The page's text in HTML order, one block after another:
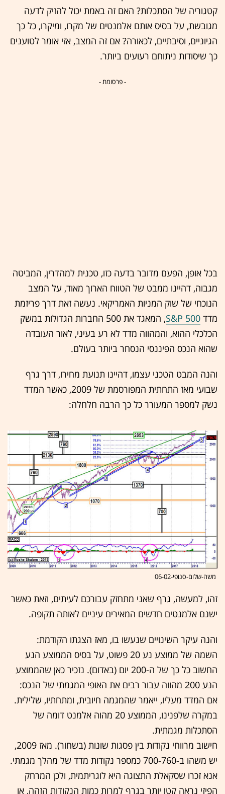
קטגוריה של הסתכלות? האם זה באמת יכול להזיק לדעה
מגובשת, על בסיס אותם אלמנטים של מקרו, ומיקרו, כל כך
הגיוניים, וסיבתיים, לכאורה? אם זה המצב, אזי אומר לטוענים
כך שיסודות ניתוחם רעועים ביותר.
- פרסומת -
בכל אופן, הפעם מדובר בדעה כזו, טכנית למהדרין, המביטה
מגבוה, דהיינו ממבט של הטווח הארוך מאוד, על המצב
הנוכחי של שוק המניות האמריקאי. נעשה זאת דרך פריזמת
מדד S&P 500
, המאגד את 500 החברות הגדולות במשק
הכלכלי ההוא, והמהווה מדד לא רע בעיני, לאור העובדה
שהוא הנכס הפיננסי הנסחר ביותר בעולם.
והנה המבט הטכני עצמו, דהיינו תנועת מחירו, דרך גרף
שבועי מאז התחתית המפורסמת של 2009, כאשר המדד
נשק למספר המעורר כל כך הרבה חלחלה:
משה-שלום-סנופי-06-02
זהו, למעשה, גרף שאני מתחזק עבורכם לעיתים, וזאת כאשר
ישנם אלמנטים חדשים המאירים עיניים לאותה תקופה.
והנה עיקר השינויים שנעשו בו, מאז הצגתו הקודמת:
השמה של ממוצע נע 20 פשוט, על בסיס הממוצע הנע
החשוב כל כך של ה-200 יום (באדום). נזכיר כאן שהממוצע
הנע 200 מהווה עבור רבים את האופי המגמתי של הנכס:
אם המדד מעליו, ייאמר שהמגמה חיובית, ומתחתיו, שלילית.
במקרה שלפנינו, הממוצע 20 מהוה אלמנט דומה של
הסתכלות מגמתית.
חישוב מרווחי נקודות בין פסגות שונות (בשחור). מאז 2009,
יש משהו ב-700-760 כמספר נקודות מדד של מהלך מגמתי.
אנא זכרו שסקאלת התצוגה היא לוגריתמית, ולכן המרחק
הפיזי נראה קטן יותר בגרף למרות כמות הנקודות הזהה, או